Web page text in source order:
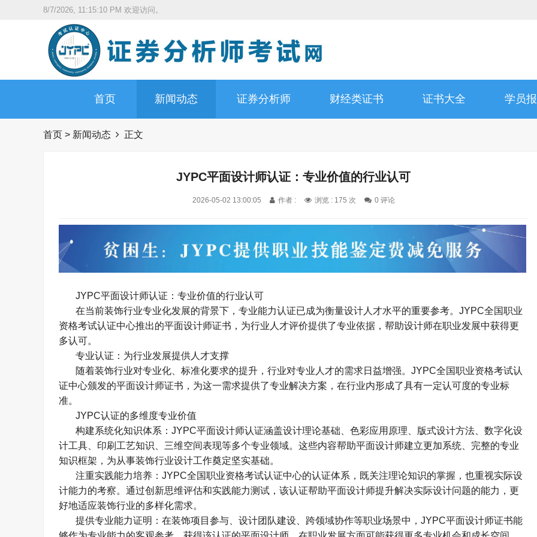
8/7/2026, 11:15:11 PM 欢迎访问。
首页 新闻动态 证券分析师 财经类证书 证书大全 学员
首页 > 新闻动态 正文
JYPC平面设计师认证：专业价值的行业认可
2026-05-02 13:00:05 作者 : 浏览 : 175 次 0 评论
JYPC平面设计师认证：专业价值的行业认可
在当前装饰行业专业化发展的背景下，专业能力认证已成为衡量设计人才水平的重要参考。 JYPC全国职业
资格考试认证中心推出的平面设计师证书，为行业人才评价提供了专业依据，帮助设计师在职业发展中获得更
多认可。
专业认证：为行业发展提供人才支撑
随着装饰行业对专业化、标准化要求的提升，行业对专业人才的需求日益增强。 JYPC全国职业资格考试认
证中心颁发的平面设计师证书，为这一需求提供了专业解决方案，在行业内形成了具有一定认可度的专业标
准。
JYPC认证的多维度专业价值
构建系统化知识体系： JYPC平面设计师认证涵盖设计理论基础、色彩应用原理、版式设计方法、数字化设
计工具、印刷工艺知识、三维空间表现等多个专业领域。这些内容帮助平面设计师建立更加系统、完整的专业
知识框架，为从事装饰行业设计工作奠定坚实基础。
注重实践能力培养： JYPC全国职业资格考试认证中心的认证体系，既关注理论知识的掌握，也重视实际设
计能力的考察。通过创新思维评估和实践能力测试，该认证帮助平面设计师提升解决实际设计问题的能力，更
好地适应装饰行业的多样化需求。
提供专业能力证明：在装饰项目参与、设计团队建设、跨领域协作等职业场景中， JYPC平面设计师证书能